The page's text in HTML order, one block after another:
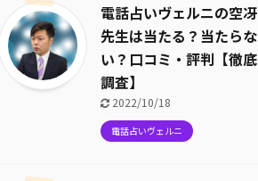
電話占いヴェルニの空冴
先生は当たる？当たらな
い？口コミ・評判【徹底
調査】
2022/10/18
電話占いヴェルニ